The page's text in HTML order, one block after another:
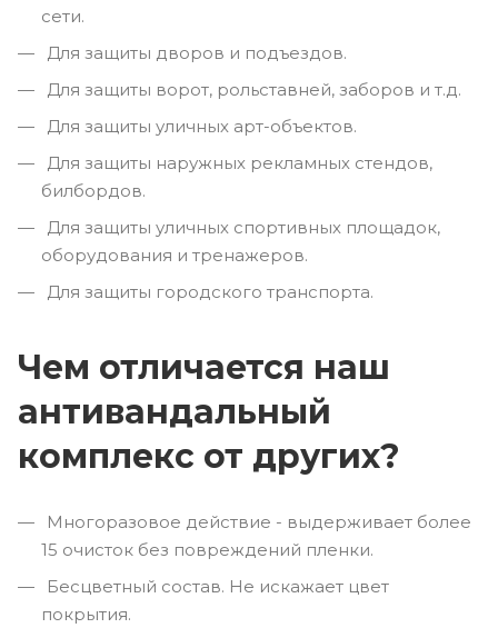
сети.
Для защиты дворов и подъездов.
Для защиты ворот, рольставней, заборов и т.д.
Для защиты уличных арт-объектов.
Для защиты наружных рекламных стендов,
билбордов.
Для защиты уличных спортивных площадок,
оборудования и тренажеров.
Для защиты городского транспорта.
Чем отличается наш
антивандальный
комплекс от других?
Многоразовое действие - выдерживает более
15 очисток без повреждений пленки.
Бесцветный состав. Не искажает цвет
покрытия.